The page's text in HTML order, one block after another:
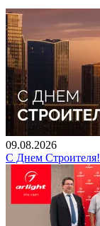
09.08.2026
С Днем Строителя!